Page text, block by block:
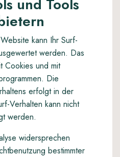
und Tools
kann Ihr Surf-
werden. Das
Cookies und mit
Die
erfolgt in der
Verhalten kann nicht
werden.
widersprechen
bestimmter